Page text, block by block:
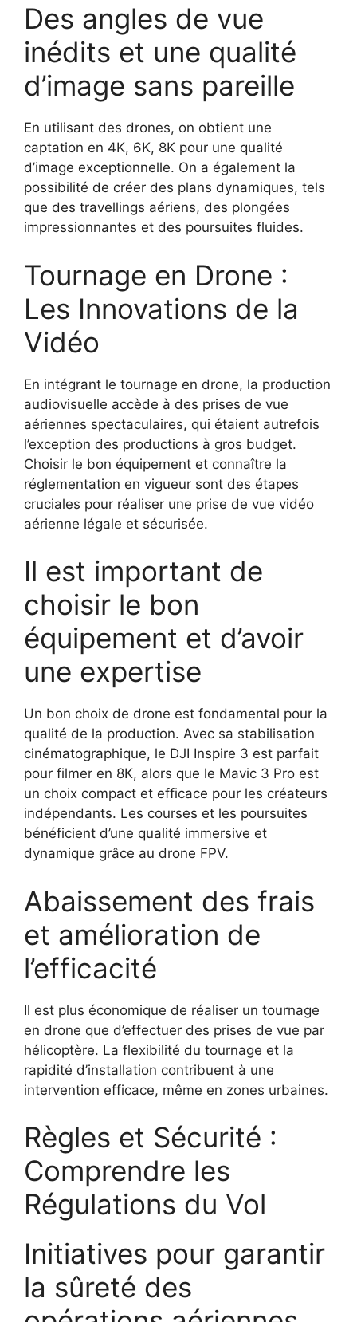
Des angles de vue
inédits et une qualité
d’image sans pareille
En utilisant des drones, on obtient une
captation en 4K, 6K, 8K pour une qualité
d’image exceptionnelle. On a également la
possibilité de créer des plans dynamiques, tels
que des travellings aériens, des plongées
impressionnantes et des poursuites fluides.
Tournage en Drone :
Les Innovations de la
Vidéo
En intégrant le tournage en drone, la production
audiovisuelle accède à des prises de vue
aériennes spectaculaires, qui étaient autrefois
l’exception des productions à gros budget.
Choisir le bon équipement et connaître la
réglementation en vigueur sont des étapes
cruciales pour réaliser une prise de vue vidéo
aérienne légale et sécurisée.
Il est important de
choisir le bon
équipement et d’avoir
une expertise
Un bon choix de drone est fondamental pour la
qualité de la production. Avec sa stabilisation
cinématographique, le DJI Inspire 3 est parfait
pour filmer en 8K, alors que le Mavic 3 Pro est
un choix compact et efficace pour les créateurs
indépendants. Les courses et les poursuites
bénéficient d’une qualité immersive et
dynamique grâce au drone FPV.
Abaissement des frais
et amélioration de
l’efficacité
Il est plus économique de réaliser un tournage
en drone que d’effectuer des prises de vue par
hélicoptère. La flexibilité du tournage et la
rapidité d’installation contribuent à une
intervention efficace, même en zones urbaines.
Règles et Sécurité :
Comprendre les
Régulations du Vol
Initiatives pour garantir
la sûreté des